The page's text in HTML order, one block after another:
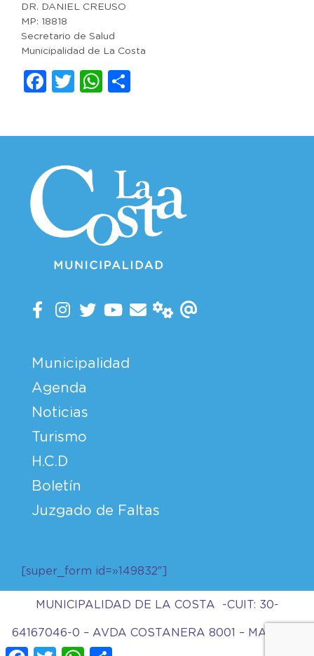
DR. DANIEL CREUSO
MP: 18818
Secretario de Salud
Municipalidad de La Costa
Facebook
TwitterWhatsApp
Municipalidad
Agenda
Noticias
Turismo
H.C.D
Boletín
Juzgado de Faltas
[super_form id=»149832″]
MUNICIPALIDAD DE LA COSTA -CUIT: 30-
64167046-0 – AVDA COSTANERA 8001 – MAR DEL
Facebook
TwitterWhatsApp